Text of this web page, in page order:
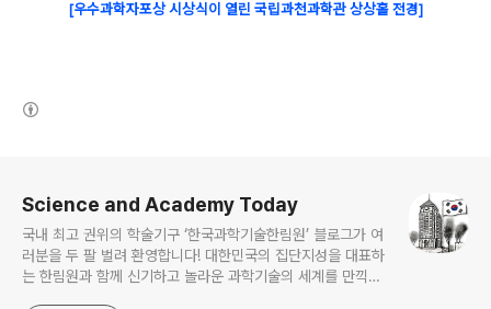
[우수과학자포상 시상식이 열린 국립과천과학관 상상홀 전경]
Science and Academy Today
국내 최고 권위의 학술기구 ‘한국과학기술한림원’ 블로그가 여
러분을 두 팔 벌려 환영합니다! 대한민국의 집단지성을 대표하
는 한림원과 함께 신기하고 놀라운 과학기술의 세계를 만끽하